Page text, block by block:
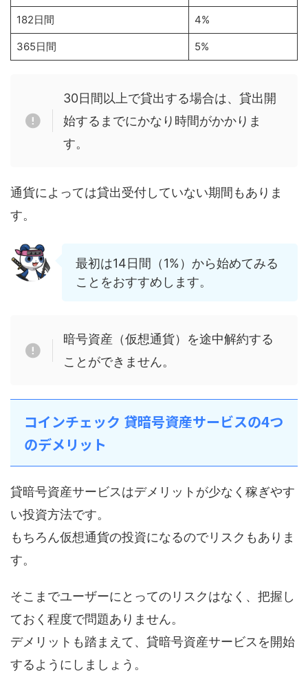
182日間 4%
365日間 5%
30日間以上で貸出する場合は、貸出開
始するまでにかなり時間がかかりま
す。
通貨によっては貸出受付していない期間もありま
す。
最初は14日間（1%）から始めてみる
ことをおすすめします。
暗号資産（仮想通貨）を途中解約する
ことができません。
コインチェック 貸暗号資産サービスの4つ
のデメリット
貸暗号資産サービスはデメリットが少なく稼ぎやす
い投資方法です。
もちろん仮想通貨の投資になるのでリスクもありま
す。
そこまでユーザーにとってのリスクはなく、把握し
ておく程度で問題ありません。
デメリットも踏まえて、貸暗号資産サービスを開始
するようにしましょう。